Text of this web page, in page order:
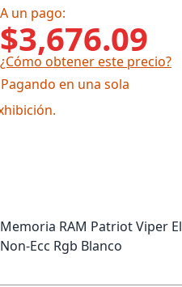
A un pago:
$3,676.09
¿Cómo obtener este precio?
en una sola
Memoria RAM Patriot Viper
Non-Ecc Rgb Blanco